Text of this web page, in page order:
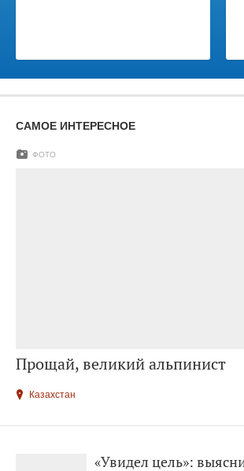
САМОЕ ИНТЕРЕСНОЕ
Прощай, великий альпинист
ФОТО
Казахстан
«Увидел цель»: